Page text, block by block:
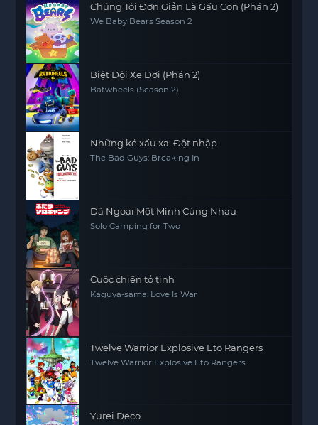
Chúng Tôi Đơn Giản Là Gấu Con (Phần 2)
We Baby Bears Season 2
Biệt Đội Xe Dơi (Phần 2)
Batwheels (Season 2)
Những kẻ xấu xa: Đột nhập
The Bad Guys: Breaking In
Dã Ngoại Một Mình Cùng Nhau
Solo Camping for Two
Cuộc chiến tỏ tình
Kaguya-sama: Love Is War
Twelve Warrior Explosive Eto Rangers
Twelve Warrior Explosive Eto Rangers
Yurei Deco